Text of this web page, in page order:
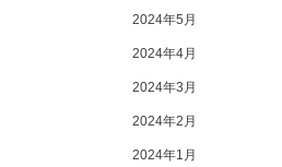
2024年5月
2024年4月
2024年3月
2024年2月
2024年1月